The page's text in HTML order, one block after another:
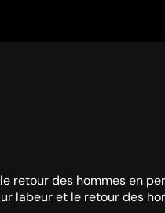
des hommes en
labeur et le retour des